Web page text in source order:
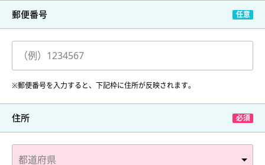
郵便番号
※郵便番号を入力すると、下記枠に住所が反映されます。
住所